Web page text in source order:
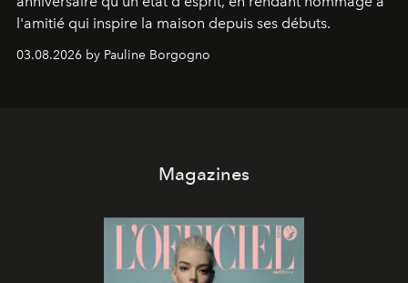
l'amitié qui inspire la maison depuis ses débuts.
03.08.2026 by Pauline Borgogno
Magazines